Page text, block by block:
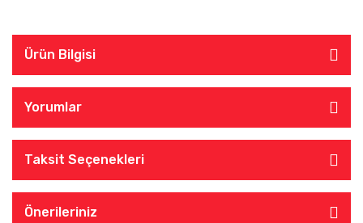
Ürün Bilgisi
Yorumlar
Taksit Seçenekleri
Önerileriniz